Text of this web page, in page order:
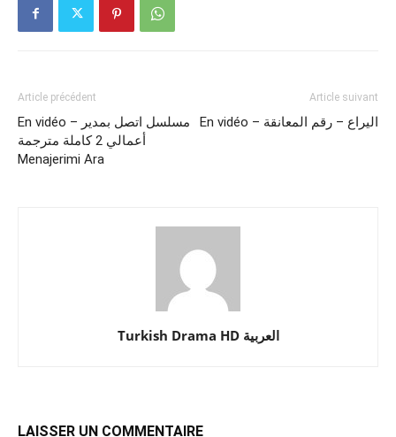
Article précédent
En vidéo – مسلسل اتصل بمدير
أعمالي 2 كاملة مترجمة
Menajerimi Ara‎
Article suivant
En vidéo – اليراع – رقم المعانقة
Turkish Drama HD العربية
LAISSER UN COMMENTAIRE